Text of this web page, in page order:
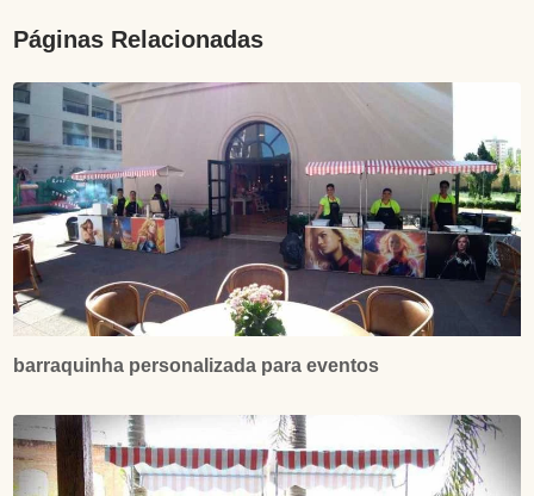
Páginas Relacionadas
barraquinha personalizada para eventos